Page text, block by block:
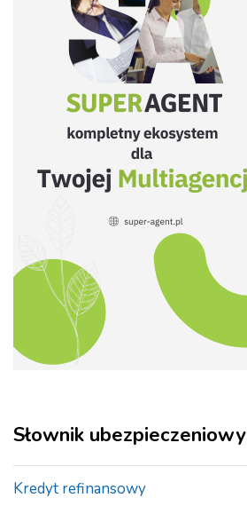
Słownik ubezpieczeniowy
Kredyt refinansowy